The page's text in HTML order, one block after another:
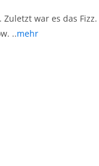
war es das Fizz.
..mehr